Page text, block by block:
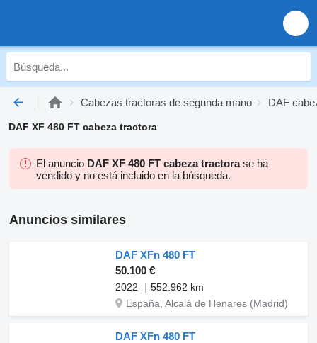
Cabezas tractoras de segunda mano DAF
DAF XF 480 FT cabeza tractora
El anuncio DAF XF 480 FT cabeza tractorase ha
vendido y no está incluido en la búsqueda.
Anuncios similares
DAF XFn 480 FT
50.100 €
2022
552.962 km
España, Alcalá de Henares (Madrid)
DAF XFn 480 FT